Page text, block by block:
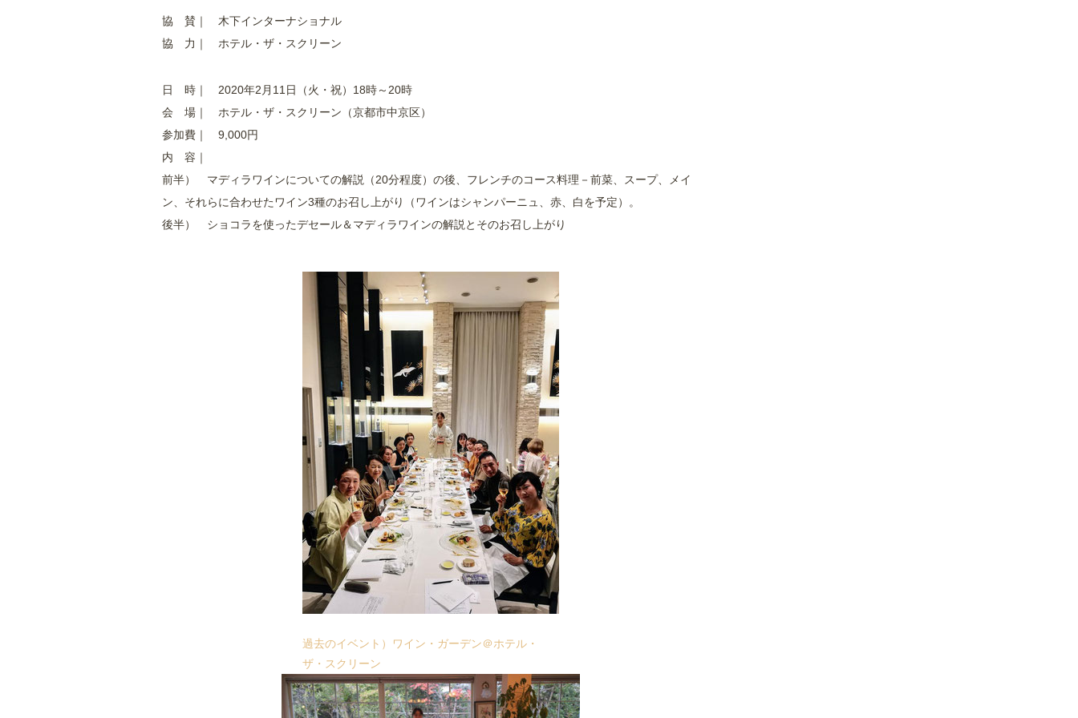
協 賛｜ 木下インターナショナル
協 力｜ ホテル・ザ・スクリーン
日 時｜ 2020年2月11日（火・祝）18時～20時
会 場｜ ホテル・ザ・スクリーン （京都市中京区）
参加費｜ 9,000円
内 容｜
前半） マディラワインについての解説（20分程度）の後、フレンチのコース料理－前菜、スープ、メイ
ン、それらに合わせたワイン3種のお召し上がり（ワインはシャンパーニュ、赤、白を予定）。
後半） ショコラを使ったデセール＆マディラワインの解説とそのお召し上がり
過去のイベント）ワイン・ガーデン＠ホテル・
ザ・スクリーン